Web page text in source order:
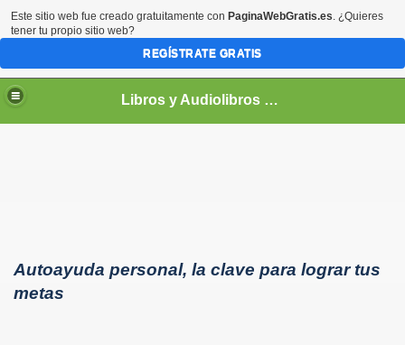
Libros y Audiolibros Para emprendedores
Autoayuda personal, la clave para lograr tus
metas
Este sitio web fue creado gratuitamente con PaginaWebGratis.es. ¿Quieres
tener tu propio sitio web?
REGÍSTRATE GRATIS